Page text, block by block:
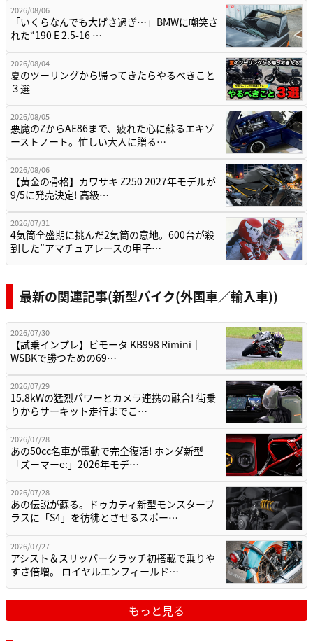
2026/08/06
「いくらなんでも大げさ過ぎ…」BMWに嘲笑さ
れた“190 E 2.5-16 …
2026/08/04
夏のツーリングから帰ってきたらやるべきこと
３選
2026/08/05
悪魔のZからAE86まで、疲れた心に蘇るエキゾ
ーストノート。忙しい大人に贈る…
2026/08/06
【黄金の骨格】カワサキ Z250 2027年モデルが
9/5に発売決定! 高級…
2026/07/31
4気筒全盛期に挑んだ2気筒の意地。600台が殺
到した”アマチュアレースの甲子…
最新の関連記事(新型バイク(外国車／輸入車))
2026/07/30
【試乗インプレ】ビモータ KB998 Rimini｜
WSBKで勝つための69…
2026/07/29
15.8kWの猛烈パワーとカメラ連携の融合! 街乗
りからサーキット走行までこ…
2026/07/28
あの50cc名車が電動で完全復活! ホンダ新型
「ズーマーe:」2026年モデ…
2026/07/28
あの伝説が蘇る。ドゥカティ新型モンスタープ
ラスに「S4」を彷彿とさせるスポー…
2026/07/27
アシスト＆スリッパークラッチ初搭載で乗りや
すさ倍増。 ロイヤルエンフィールド…
もっと見る